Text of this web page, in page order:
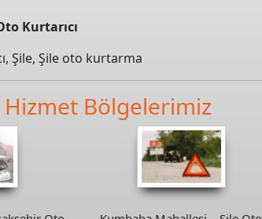
Kurtarıcı
, Şile, Şile oto kurtarma
Bölgelerimiz